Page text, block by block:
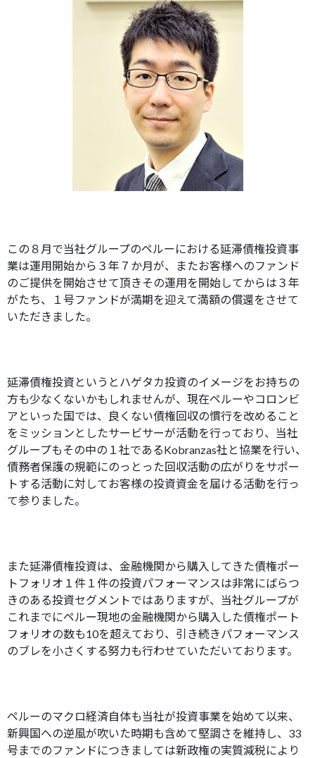
この８月で当社グループのペルーにおける延滞債権投資事
業は運用開始から３年７か月が、またお客様へのファンド
のご提供を開始させて頂きその運用を開始してからは３年
がたち、１号ファンドが満期を迎えて満額の償還をさせて
いただきました。
延滞債権投資というとハゲタカ投資のイメージをお持ちの
方も少なくないかもしれませんが、現在ペルーやコロンビ
アといった国では、良くない債権回収の慣行を改めること
をミッションとしたサービサーが活動を行っており、当社
グループもその中の１社であるKobranzas社と協業を行い、
債務者保護の規範にのっとった回収活動の広がりをサポー
トする活動に対してお客様の投資資金を届ける活動を行っ
て参りました。
また延滞債権投資は、金融機関から購入してきた債権ポー
トフォリオ１件１件の投資パフォーマンスは非常にばらつ
きのある投資セグメントではありますが、当社グループが
これまでにペルー現地の金融機関から購入した債権ポート
フォリオの数も10を超えており、引き続きパフォーマンス
のブレを小さくする努力も行わせていただいております。
ペルーのマクロ経済自体も当社が投資事業を始めて以来、
新興国への逆風が吹いた時期も含めて堅調さを維持し、33
号までのファンドにつきましては新政権の実質減税により